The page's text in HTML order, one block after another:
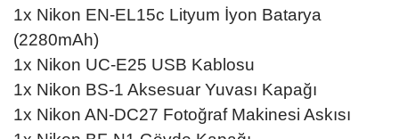
1x Nikon EN-EL15c Lityum İyon Batarya
(2280mAh)
1x Nikon UC-E25 USB Kablosu
1x Nikon BS-1 Aksesuar Yuvası Kapağı
1x Nikon AN-DC27 Fotoğraf Makinesi Askısı